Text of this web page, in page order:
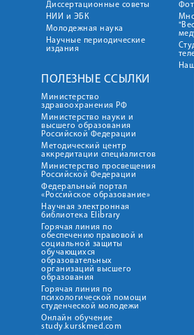
Диссертационные советы
НИИ и ЭБК
Молодежная наука
Научные периодические
издания
ПОЛЕЗНЫЕ ССЫЛКИ
Министерство
здравоохранения РФ
Министерство науки и
высшего образования
Российской Федерации
Методический центр
аккредитации специалистов
Министерство просвещения
Российской Федерации
Федеральный портал
«Российское образование»
Научная электронная
библиотека Elibrary
Горячая линия по
обеспечению правовой и
социальной защиты
обучающихся
образовательных
организаций высшего
образования
Горячая линия по
психологической помощи
студенческой молодежи
Онлайн обучение
study.kurskmed.com